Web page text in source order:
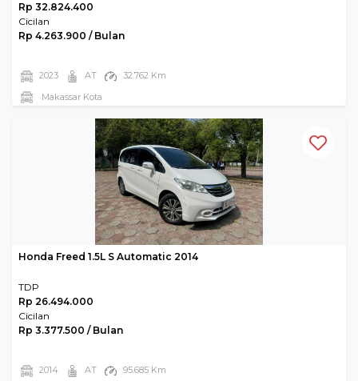
Rp 32.824.400
Cicilan
Rp 4.263.900 / Bulan
2023 AT
32.762 Km
Makassar Kota
Honda Freed 1.5L S Automatic 2014
TDP
Rp 26.494.000
Cicilan
Rp 3.377.500 / Bulan
2014 AT 95.685 Km